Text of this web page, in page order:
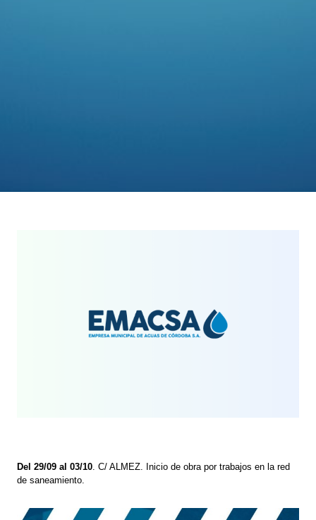
Del 29/09 al 03/10. C/ ALMEZ. Inicio de obra por trabajos en la red
de saneamiento.